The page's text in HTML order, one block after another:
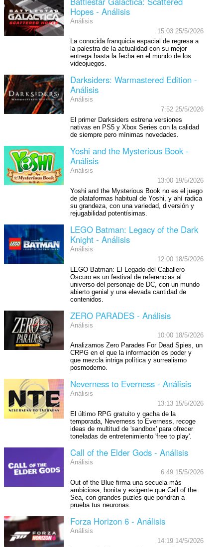
Hopes - Análisis
Análisis
15:03 25/5/2026
La conocida franquicia espacial de regresa a
la palestra de la actualidad con su mejor
entrega hasta la fecha en el mundo de los
videojuegos.
Darksiders: Warmastered Edition -
Análisis
Análisis
7:52 25/5/2026
El primer Darksiders estrena versiones
nativas en PS5 y Xbox Series con la calidad
de siempre pero mínimas novedades.
Yoshi and the Mysterious Book -
Análisis
Análisis
13:00 19/5/2026
Yoshi and the Mysterious Book no es el juego
de plataformas habitual de Yoshi, y ahí radica
su grandeza, con una variedad, diversión y
rejugabilidad potentísimas.
LEGO Batman: Legacy of the Dark
Knight - Análisis
Análisis
12:00 18/5/2026
LEGO Batman: El Legado del Caballero
Oscuro es un festival de referencias al
universo del personaje de DC, con un mundo
abierto genial y una elevada cantidad de
contenidos.
ZERO PARADES - Análisis
Análisis
10:00 18/5/2026
Analizamos Zero Parades For Dead Spies, un
CRPG en el que la información es poder y
que mezcla intriga política y surrealismo
posmoderno.
Neverness to Everness - Análisis
Análisis
13:13 15/5/2026
El último RPG gratuito y gacha de la
temporada, Neverness to Everness, recoge
ideas de multitud de 'sandbox' para ofrecer
toneladas de entretenimiento 'free to play'.
Call of the Elder Gods - Análisis
Análisis
6:49 15/5/2026
Out of the Blue firma una secuela más
ambiciosa, bonita y exigente que Call of the
Sea, con grandes puzles que pondrán a
prueba tus neuronas.
Forza Horizon 6 - Análisis
Análisis
14:19 14/5/2026